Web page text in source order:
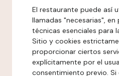
El restaurante puede así
llamadas "necesarias",
técnicas esenciales para
Sitio y cookies
proporcionar ciertos
explícitamente por el
consentimiento previo. Si